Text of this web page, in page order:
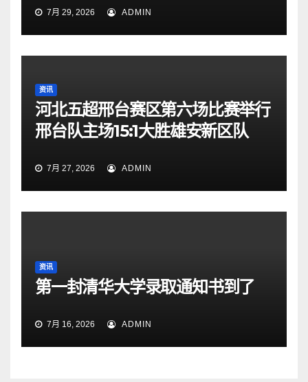
7月 29, 2026 ADMIN
资讯
河北五超邢台赛区第六场比赛举行
邢台队主场15:1大胜雄安新区队
7月 27, 2026 ADMIN
资讯
第一封清华大学录取通知书到了
7月 16, 2026 ADMIN